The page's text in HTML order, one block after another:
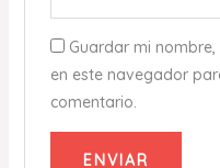
Guardar mi
en este navegador
comentario.